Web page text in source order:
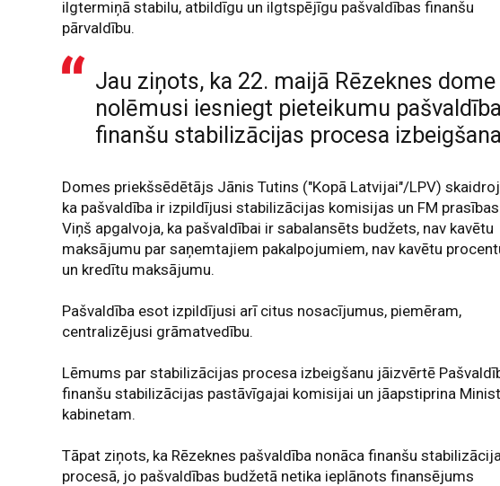
ilgtermiņā stabilu, atbildīgu un ilgtspējīgu pašvaldības finanšu
pārvaldību.
Jau ziņots, ka 22. maijā Rēzeknes dome
nolēmusi iesniegt pieteikumu
finanšu stabilizācijas procesa
Domes priekšsēdētājs Jānis Tutins ("Kopā Latvijai"/LPV)
ka pašvaldība ir izpildījusi stabilizācijas komisijas un FM prasības.
Viņš apgalvoja, ka pašvaldībai ir sabalansēts budžets, nav kavētu
maksājumu par saņemtajiem pakalpojumiem, nav kavētu
un kredītu maksājumu.
Pašvaldība esot izpildījusi arī citus nosacījumus, piemēram,
centralizējusi grāmatvedību.
Lēmums par stabilizācijas procesa izbeigšanu jāizvērtē
finanšu stabilizācijas pastāvīgajai komisijai un jāapstiprina
kabinetam.
Tāpat ziņots, ka Rēzeknes pašvaldība nonāca finanšu
procesā, jo pašvaldības budžetā netika ieplānots finansējums